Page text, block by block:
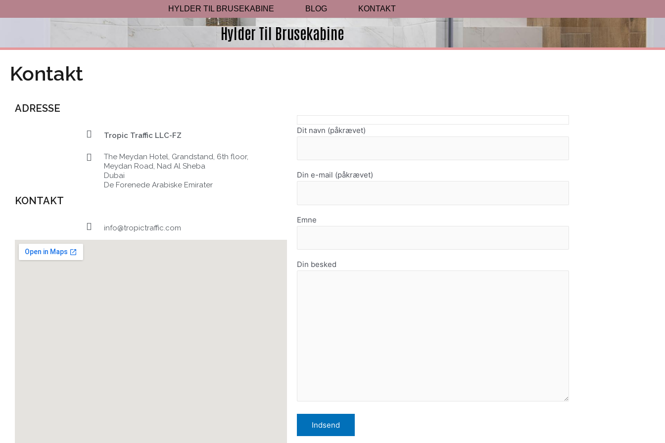
til
HYLDER TIL BRUSEKABINE BLOG KONTAKT
Hylder Til Brusekabine
Kontakt
ADRESSE
Tropic Traffic LLC-FZ
The Meydan Hotel, Grandstand, 6th floor,
Meydan Road, Nad Al Sheba
Dubai
De Forenede Arabiske Emirater
KONTAKT
info@tropictraffic.com
Dit navn (påkrævet)
Din e-mail (påkrævet)
Emne
Din besked